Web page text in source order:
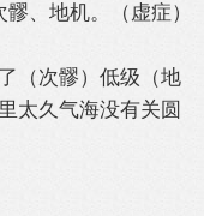
、地机。（虚症）
（次髎）低级（地
太久气海没有关圆